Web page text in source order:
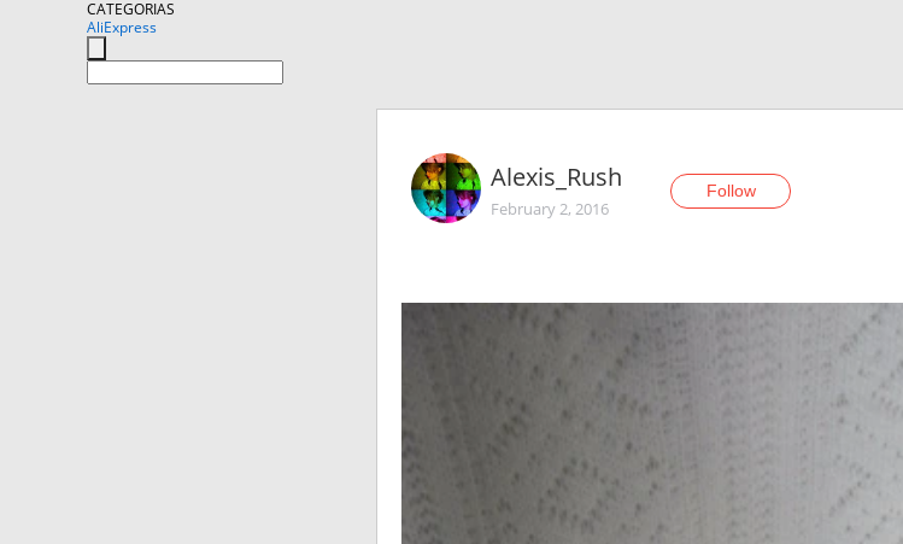
CATEGORIAS
AliExpress
Alexis_Rush
February 2, 2016
Follow